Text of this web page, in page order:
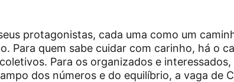
protagonistas, cada uma como um
Para quem sabe cuidar com carinho, há o
Para os organizados e
dos números e do equilíbrio, a vaga de